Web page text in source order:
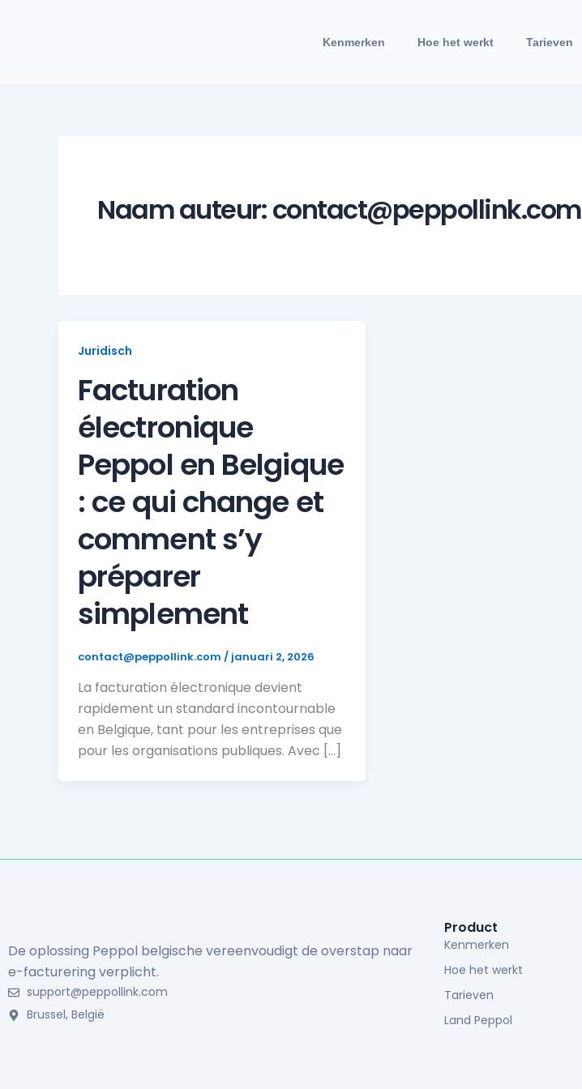
Kenmerken Hoe het werkt Tarieven
Naam auteur: contact@peppollink.com
Juridisch
Facturation
électronique
Peppol en Belgique
: ce qui change et
comment s’y
préparer
simplement
contact@peppollink.com / januari 2, 2026
La facturation électronique devient
rapidement un standard incontournable
en Belgique, tant pour les entreprises que
pour les organisations publiques. Avec […]
De oplossing Peppol belgische vereenvoudigt de overstap naar
e-facturering verplicht.
support@peppollink.com
Brussel, België
Product
Kenmerken
Hoe het werkt
Tarieven
Land Peppol